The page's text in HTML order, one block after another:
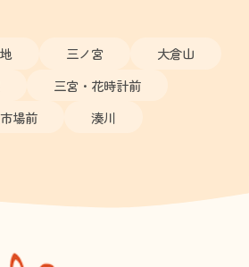
三ノ宮
大倉山
三宮・花時計前
場前 湊川